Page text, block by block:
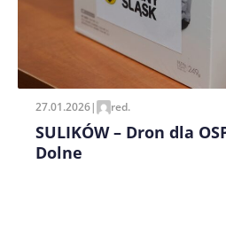
27.01.2026| red.
SULIKÓW – Dron dla
Dolne